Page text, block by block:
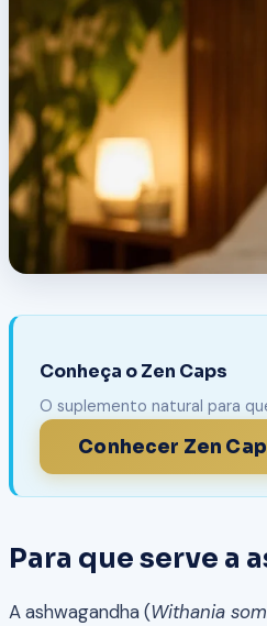
Conheça o Zen Caps
O suplemento natural para
Conhecer Zen
Para que serve a
A ashwagandha (Withania